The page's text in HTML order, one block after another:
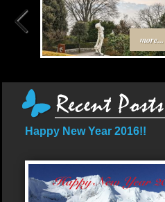
more...
Happy New Year 2016!!